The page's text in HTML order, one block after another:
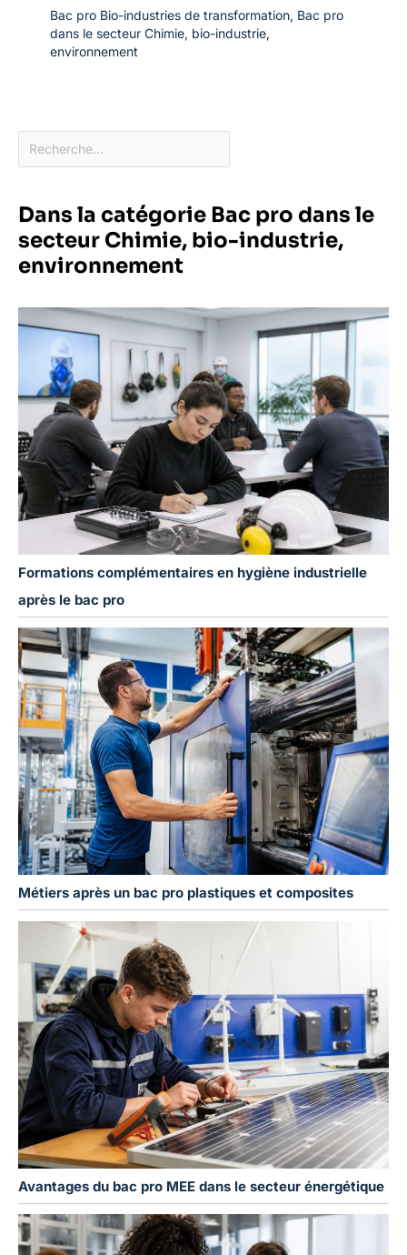
Bac pro Bio-industries de transformation, Bac pro
dans le secteur Chimie, bio-industrie,
environnement
Dans la catégorie Bac pro dans le
secteur Chimie, bio-industrie,
environnement
Formations complémentaires en hygiène industrielle
après le bac pro
Métiers après un bac pro plastiques et composites
Avantages du bac pro MEE dans le secteur énergétique